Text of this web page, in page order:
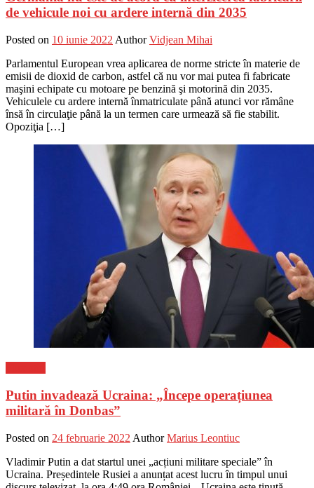
de vehicule noi cu ardere internă din 2035
Posted on 10 iunie 2022 Author Vidjean Mihai
Parlamentul European vrea aplicarea de norme stricte în materie de
emisii de dioxid de carbon, astfel că nu vor mai putea fi fabricate
maşini echipate cu motoare pe benzină şi motorină din 2035.
Vehiculele cu ardere internă înmatriculate până atunci vor rămâne
însă în circulaţie până la un termen care urmează să fie stabilit.
Opoziţia […]
Putin invadează Ucraina: „Începe operațiunea
militară în Donbas”
Posted on 24 februarie 2022 Author Marius Leontiuc
Vladimir Putin a dat startul unei „acțiuni militare speciale” în
Ucraina. Președintele Rusiei a anunțat acest lucru în timpul unui